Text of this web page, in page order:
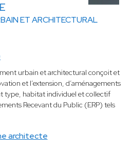
ET ARCHITECTURAL
architecte
urbain et architectural conçoit et
et l’extension, d’aménagements
type, habitat individuel et collectif
Recevant du Public (ERP) tels